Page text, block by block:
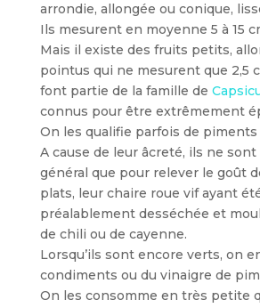
arrondie, allongée ou conique,
Ils mesurent en moyenne 5 à 15
Mais il existe des fruits petits,
pointus qui ne mesurent que 2,5
font partie de la famille de
connus pour être extrêmement
On les qualifie parfois de
A cause de leur âcreté, ils ne
général que pour relever le goût
plats, leur chaire roue vif ayant
préalablement desséchée et
de chili ou de cayenne.
Lorsqu’ils sont encore verts, on
condiments ou du vinaigre de
On les consomme en très petite